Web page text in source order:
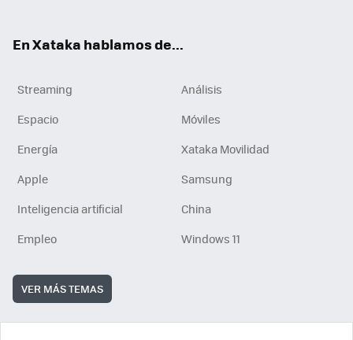
En Xataka hablamos de...
Streaming
Análisis
Espacio
Móviles
Energía
Xataka Movilidad
Apple
Samsung
Inteligencia artificial
China
Empleo
Windows 11
VER MÁS TEMAS